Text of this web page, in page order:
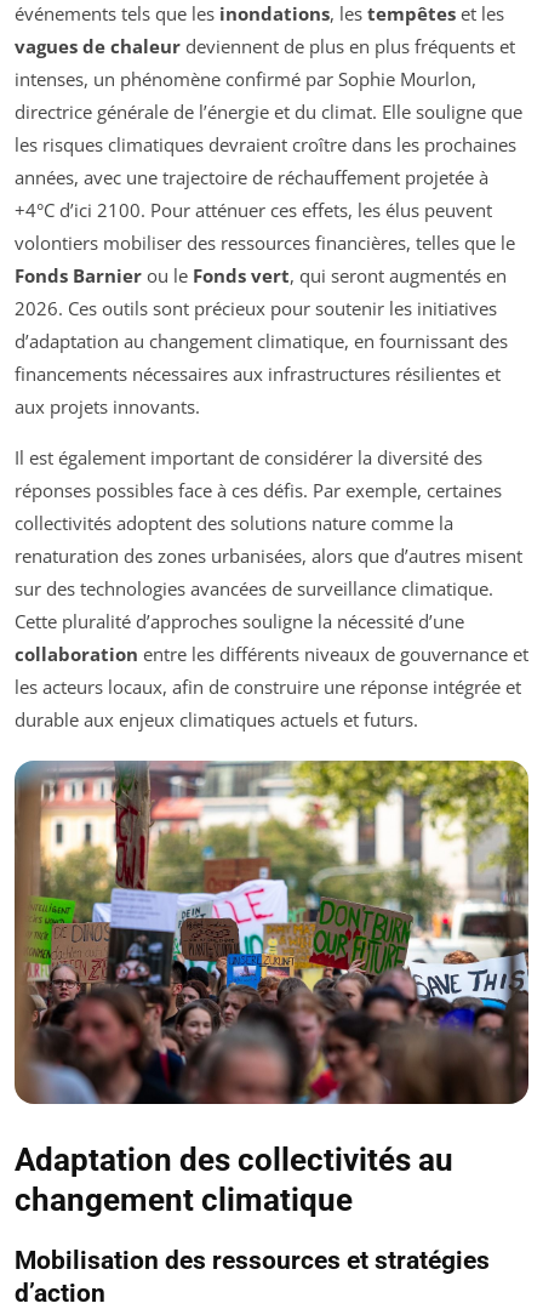
événements tels que les inondations, les tempêtes et les
vagues de chaleur deviennent de plus en plus fréquents et
intenses, un phénomène confirmé par Sophie Mourlon,
directrice générale de l’énergie et du climat. Elle souligne que
les risques climatiques devraient croître dans les prochaines
années, avec une trajectoire de réchauffement projetée à
+4°C d’ici 2100. Pour atténuer ces effets, les élus peuvent
volontiers mobiliser des ressources financières, telles que le
Fonds Barnier ou le Fonds vert, qui seront augmentés en
2026. Ces outils sont précieux pour soutenir les initiatives
d’adaptation au changement climatique, en fournissant des
financements nécessaires aux infrastructures résilientes et
aux projets innovants.
Il est également important de considérer la diversité des
réponses possibles face à ces défis. Par exemple, certaines
collectivités adoptent des solutions nature comme la
renaturation des zones urbanisées, alors que d’autres misent
sur des technologies avancées de surveillance climatique.
Cette pluralité d’approches souligne la nécessité d’une
collaboration entre les différents niveaux de gouvernance et
les acteurs locaux, afin de construire une réponse intégrée et
durable aux enjeux climatiques actuels et futurs.
Adaptation des collectivités au
changement climatique
Mobilisation des ressources et stratégies
d’action